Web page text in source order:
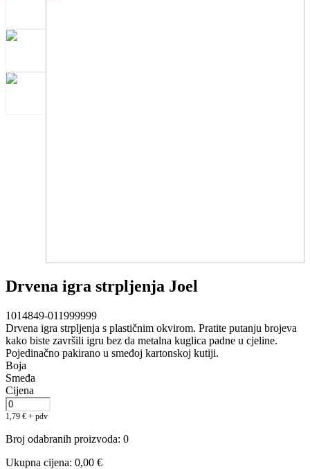
Drvena igra strpljenja Joel
1014849-011999999
Drvena igra strpljenja s plastičnim okvirom. Pratite putanju brojeva
kako biste završili igru bez da metalna kuglica padne u cjeline.
Pojedinačno pakirano u smeđoj kartonskoj kutiji.
Boja
Smeđa
Cijena
1,79 € + pdv
Broj odabranih proizvoda: 0
Ukupna cijena: 0,00 €